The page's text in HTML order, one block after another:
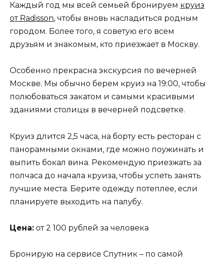
Каждый год мы всей семьей бронируем круиз
от Radisson, чтобы вновь насладиться родным
городом. Более того, я советую его всем
друзьям и знакомым, кто приезжает в Москву.
Особенно прекрасна экскурсия по вечерней
Москве. Мы обычно берем круиз на 19:00, чтобы
полюбоваться закатом и самыми красивыми
зданиями столицы в вечерней подсветке.
Круиз длится 2,5 часа, на борту есть ресторан с
панорамными окнами, где можно поужинать и
выпить бокал вина. Рекомендую приезжать за
полчаса до начала круиза, чтобы успеть занять
лучшие места. Берите одежду потеплее, если
планируете выходить на палубу.
Цена: от 2 100 рублей за человека
Бронирую на сервисе Спутник – по самой